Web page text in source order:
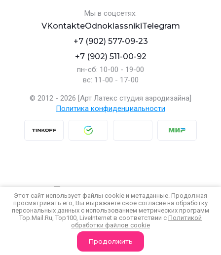
Мы в соцсетях:
VKontakteOdnoklassnikiTelegram
+7 (902) 577-09-23
+7 (902) 511-00-92
пн-сб: 10-00 - 19-00
вс: 11-00 - 17-00
© 2012 - 2026 [Арт Латекс студия аэродизайна]
Политика конфиденциальности
создать интернет магазинв megagroup.ru
Корзина
Этот сайт использует файлы cookie и метаданные. Продолжая
просматривать его, Вы выражаете свое согласие на обработку
персональных данных с использованием метрических программ
Top.Mail.Ru, Top100, LiveInternet в соответствии с Политикой
обработки файлов cookie
Продолжить